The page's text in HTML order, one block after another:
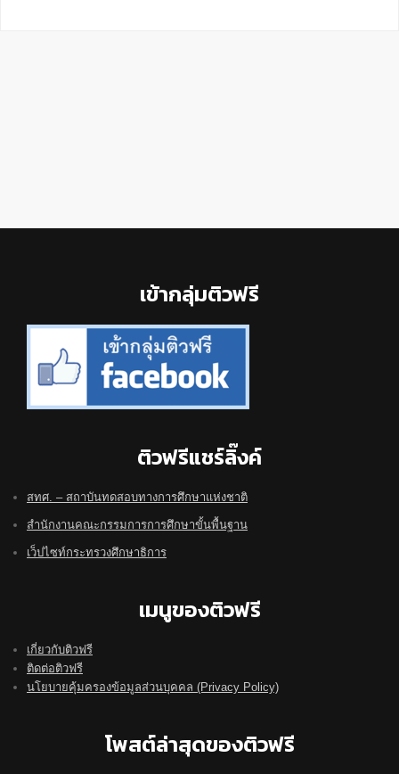
เข้ากลุ่มติวฟรี
ติวฟรีแชร์ลิ๊งค์
สทศ. – สถาบันทดสอบทางการศึกษาแห่งชาติ
สำนักงานคณะกรรมการการศึกษาขั้นพื้นฐาน
เว็ปไซท์กระทรวงศึกษาธิการ
เมนูของติวฟรี
เกี่ยวกับติวฟรี
ติดต่อติวฟรี
นโยบายคุ้มครองข้อมูลส่วนบุคคล (Privacy Policy)
โพสต์ล่าสุดของติวฟรี